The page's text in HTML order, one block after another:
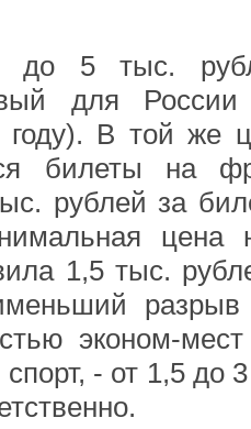
до 5 тыс.
для
В той же
билеты на
рублей за
1,5 тыс.
эконом-мест
- от 1,5 до